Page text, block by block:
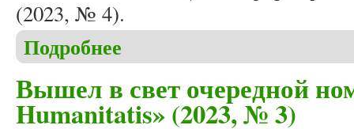
(2023, № 4).
Подробнее
Вышел в свет очередной
Humanitatis» (2023, № 3)